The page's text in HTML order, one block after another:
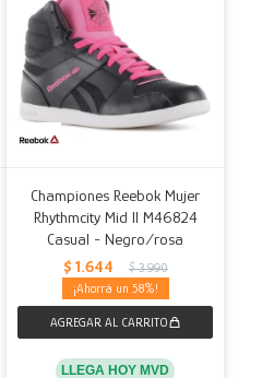
Championes Reebok Mujer
Rhythmcity Mid II M46824
Casual - Negro/rosa
$ 1.644 $ 3.990
58
LLEGA HOY MVD